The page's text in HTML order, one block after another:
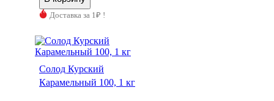
Доставка за 1₽ !
Солод Курский
Карамельный 100, 1 кг